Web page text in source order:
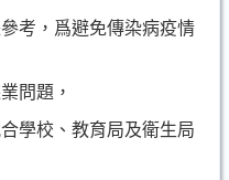
考，爲避免傳染病疫情
問題，
學校、教育局及衛生局